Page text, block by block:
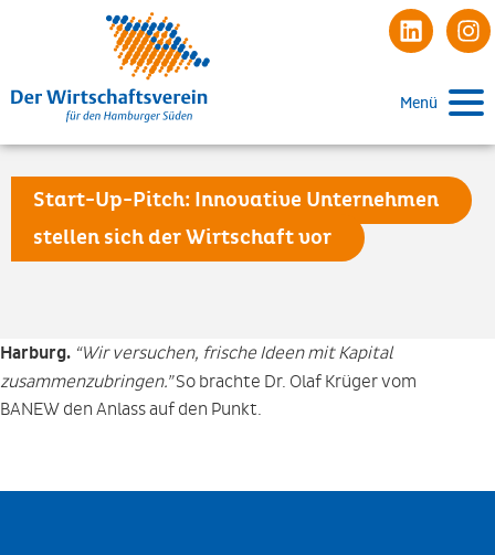
Menü
Start-Up-Pitch: Innovative Unternehmen
stellen sich der Wirtschaft vor
Harburg. “Wir versuchen, frische Ideen mit Kapital
zusammenzubringen.”So brachte Dr. Olaf Krüger vom
BANEW den Anlass auf den Punkt.